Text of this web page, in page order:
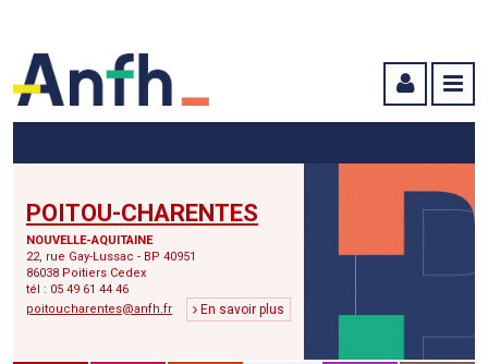
POITOU-CHARENTES
NOUVELLE-AQUITAINE
22, rue Gay-Lussac - BP 40951
86038 Poitiers Cedex
tél : 05 49 61 44 46
poitoucharentes@anfh.fr
En savoir plus